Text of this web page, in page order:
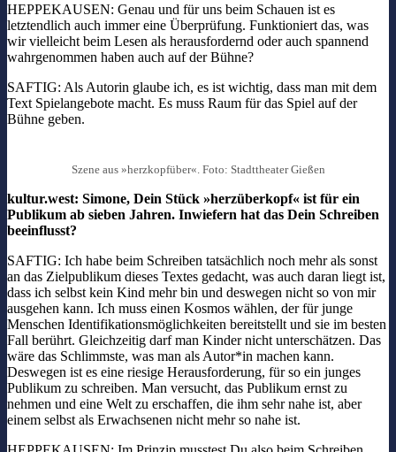
HEPPEKAUSEN: Genau und für uns beim Schauen ist es
letztendlich auch immer eine Überprüfung. Funktioniert das, was
wir vielleicht beim Lesen als herausfordernd oder auch spannend
wahrgenommen haben auch auf der Bühne?
SAFTIG: Als Autorin glaube ich, es ist wichtig, dass man mit dem
Text Spielangebote macht. Es muss Raum für das Spiel auf der
Bühne geben.
Szene aus »herzkopfüber«. Foto: Stadttheater Gießen
kultur.west: Simone, Dein Stück »herzüberkopf« ist für ein
Publikum ab sieben Jahren. Inwiefern hat das Dein Schreiben
beeinflusst?
SAFTIG: Ich habe beim Schreiben tatsächlich noch mehr als sonst
an das Zielpublikum dieses Textes gedacht, was auch daran liegt ist,
dass ich selbst kein Kind mehr bin und deswegen nicht so von mir
ausgehen kann. Ich muss einen Kosmos wählen, der für junge
Menschen Identifikationsmöglichkeiten bereitstellt und sie im besten
Fall berührt. Gleichzeitig darf man Kinder nicht unterschätzen. Das
wäre das Schlimmste, was man als Autor*in machen kann.
Deswegen ist es eine riesige Herausforderung, für so ein junges
Publikum zu schreiben. Man versucht, das Publikum ernst zu
nehmen und eine Welt zu erschaffen, die ihm sehr nahe ist, aber
einem selbst als Erwachsenen nicht mehr so nahe ist.